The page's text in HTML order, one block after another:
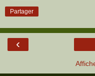
Partager
‹